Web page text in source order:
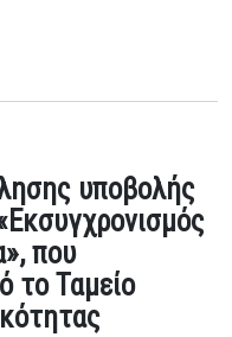
υποβολής
που
το Ταμείο